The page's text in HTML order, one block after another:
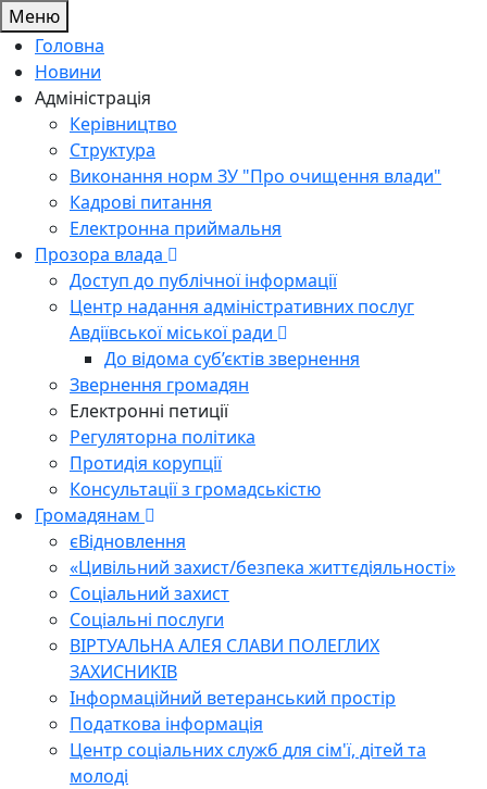
Меню
Головна
Новини
Адміністрація
Керівництво
Структура
Виконання норм ЗУ "Про очищення влади"
Кадрові питання
Електронна приймальня
Прозора влада
Доступ до публічної інформації
Центр надання адміністративних послуг
Авдіївської міської ради
До відома суб’єктів звернення
Звернення громадян
Електронні петиції
Регуляторна політика
Протидія корупції
Консультації з громадськістю
Громадянам
єВідновлення
«Цивільний захист/безпека життєдіяльності»
Соціальний захист
Соціальні послуги
ВІРТУАЛЬНА АЛЕЯ СЛАВИ ПОЛЕГЛИХ
ЗАХИСНИКІВ
Інформаційний ветеранський простір
Податкова інформація
Центр соціальних служб для сім'ї, дітей та
молоді